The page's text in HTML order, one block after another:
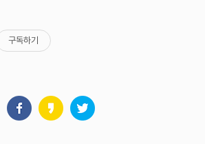
구독하기